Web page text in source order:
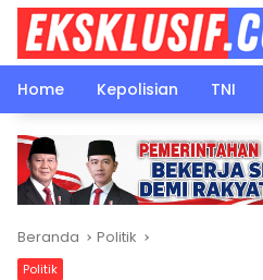
Langsung
konten
Home
Kepolisian TNI
Beranda Politik
Politik